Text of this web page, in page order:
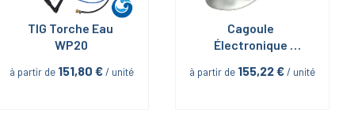
TIG Torche Eau
WP20
à partir de 151,80 € / unité
Cagoule
Électronique
4 Cap
à partir de 155,22 € / unité